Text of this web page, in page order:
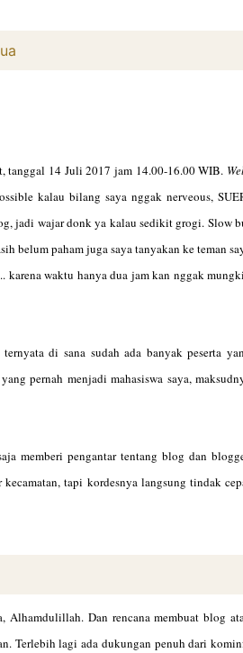
tanggal 14 Juli 2017 jam 14.00-16.00 WIB.
kalau bilang saya nggak nerveous,
jadi wajar donk ya kalau sedikit grogi. Slow
belum paham juga saya tanyakan ke teman
karena waktu hanya dua jam kan nggak
di sana sudah ada banyak peserta
pernah menjadi mahasiswa saya,
memberi pengantar tentang blog dan
tapi kordesnya langsung tindak
Alhamdulillah. Dan rencana membuat blog
Terlebih lagi ada dukungan penuh dari